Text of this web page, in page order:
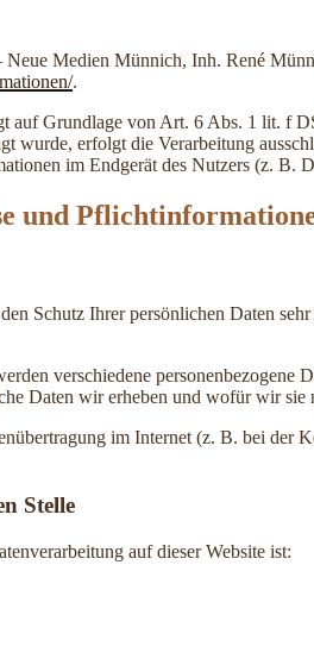
Medien Münnich, Inh. René
.
Grundlage von Art. 6 Abs. 1 lit. f
wurde, erfolgt die Verarbeitung
im Endgerät des Nutzers (z.
und
Schutz Ihrer persönlichen Daten
verschiedene
Daten wir erheben und wofür wir
im Internet (z. B. bei
Stelle
auf dieser Website ist: